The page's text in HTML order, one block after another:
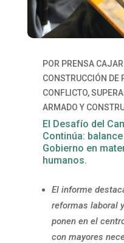
POR PRENSA CAJAR
CONSTRUCCIÓN DE
CONFLICTO,
ARMADO Y
El Desafío del
Continúa:
Gobierno en
humanos.
El informe
reformas laboral
ponen en el
con mayores